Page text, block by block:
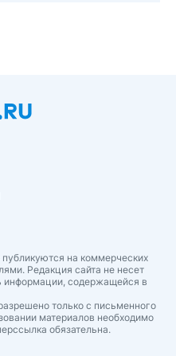
на коммерческих
Редакция сайта не несет
информации, содержащейся в
только с письменного
материалов необходимо
обязательна.